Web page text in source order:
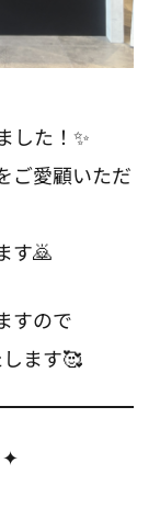
した！✨
ご愛顧いただ
す🙇
すので
ます🥰
✦